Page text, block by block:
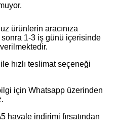
ürünlerin aracınıza
1-3 iş günü içerisinde
hızlı teslimat seçeneği
için Whatsapp üzerinden
havale indirimi fırsatından